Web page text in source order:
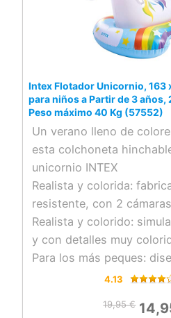
Intex Flotador Unicornio, 163
para niños a Partir de 3 años,
Peso máximo 40 Kg (57552)
Un verano lleno de
esta colchoneta
unicornio INTEX
Realista y colorida:
resistente, con 2
Realista y colorido:
y con detalles muy
Para los más peques:
de 1 niño mayor de 3
4.13
19,95 €